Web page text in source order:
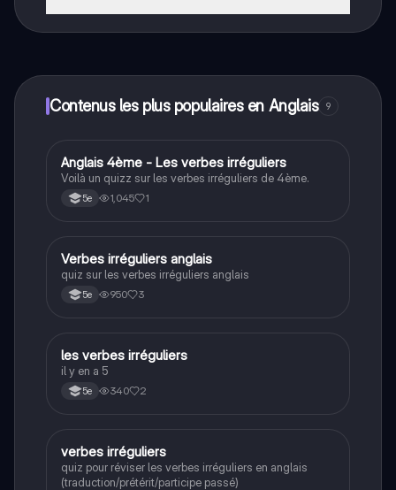
limites!
Contenus les plus populaires en Anglais 9
AAnglais
Anglais 4ème - Les verbes irréguliers
Voilà un quizz sur les verbes irréguliers de 4ème.
5e 1,045 1
VAnglais
Verbes irréguliers anglais
quiz sur les verbes irréguliers anglais
5e 950 3
LAnglais
les verbes irréguliers
il y en a 5
5e 340 2
VAnglais
verbes irréguliers
quiz pour réviser les verbes irréguliers en anglais
(traduction/prétérit/participe passé)